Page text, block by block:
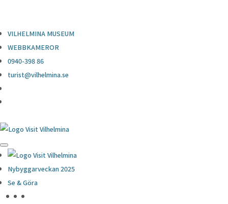
VILHELMINA MUSEUM
WEBBKAMEROR
0940-398 86
turist@vilhelmina.se
Nybyggarveckan 2025
Se & Göra